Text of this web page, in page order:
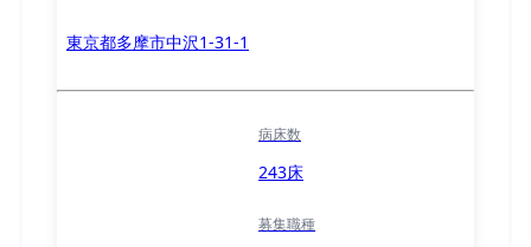
東京都多摩市中沢1-31-1
病床数
243床
募集職種